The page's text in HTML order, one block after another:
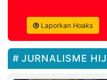
Laporkan Hoaks
JURNALISME